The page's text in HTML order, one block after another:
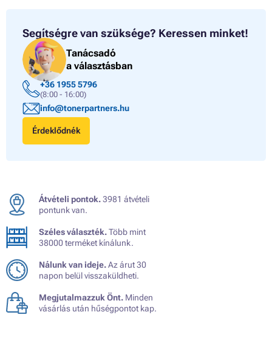
Segítségre van szüksége? Keressen minket!
Tanácsadó
a választásban
+36 1955 5796
(8:00 - 16:00)
info@tonerpartners.hu
Érdeklődnék
Átvételi pontok.3981 átvételi
pontunk van.
Széles választék.Több mint
38000 terméket kínálunk.
Nálunk van ideje.Az árut 30
napon belül visszaküldheti.
Megjutalmazzuk Önt. Minden
vásárlás után hűségpontot kap.